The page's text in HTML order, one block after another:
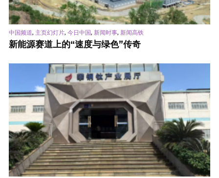
中国频道, 主页幻灯片, 今日中国, 新闻时事, 新闻高铁
新能源赛道上的“速度与绿色”传奇